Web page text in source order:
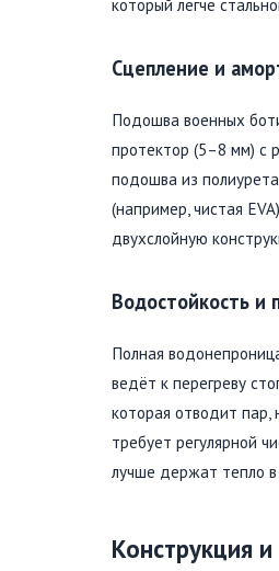
который легче
Сцепление и
Подошва военных
протектор (5–8 мм) с
подошва из
(например, чистая
двухслойную
Водостойкость и
Полная
ведёт к перегреву
которая отводит пар,
требует регулярной
лучше держат тепло
Конструкция